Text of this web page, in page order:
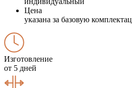
Цена
указана за базовую
Изготовление
от 5 дней